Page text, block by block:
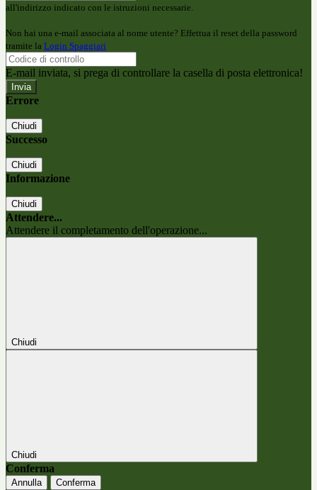
all'indirizzo indicato con le istruzioni necessarie.
Non hai una e-mail associata al nome utente? Effettua il reset della password
tramite la Login Spaggiari
E-mail inviata, si prega di controllare la casella di posta elettronica!
Errore
Chiudi
Successo
Chiudi
Informazione
Chiudi
Attendere...
Attendere il completamento dell'operazione...
Chiudi
Chiudi
Conferma
Annulla Conferma